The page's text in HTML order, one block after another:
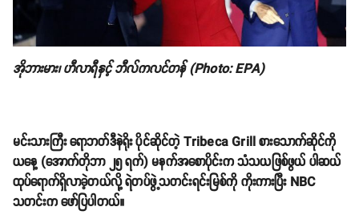
အိုဘားမား၊ ဟီလာရီနှင့် ဘီလ်ကလင်တန် (Photo: EPA)
မင်းသားကြီး ရောဘတ်ဒီနဲရိုး ပိုင်ဆိုင်တဲ့ Tribeca Grill စားသောက်ဆိုင်ကို
ယနေ့ (အောက်တိုဘာ ၂၅ ရက်) မနက်အစောပိုင်းက သံသယဖြစ်ဖွယ် ပါဆယ်
ထုပ်ရောက်ရှိလာခဲ့တယ်လို့ ရဲတပ်ဖွဲ့သတင်းရင်းမြစ်ကို ကိုးကားပြီး NBC
သတင်းက ဖော်ပြပါတယ်။